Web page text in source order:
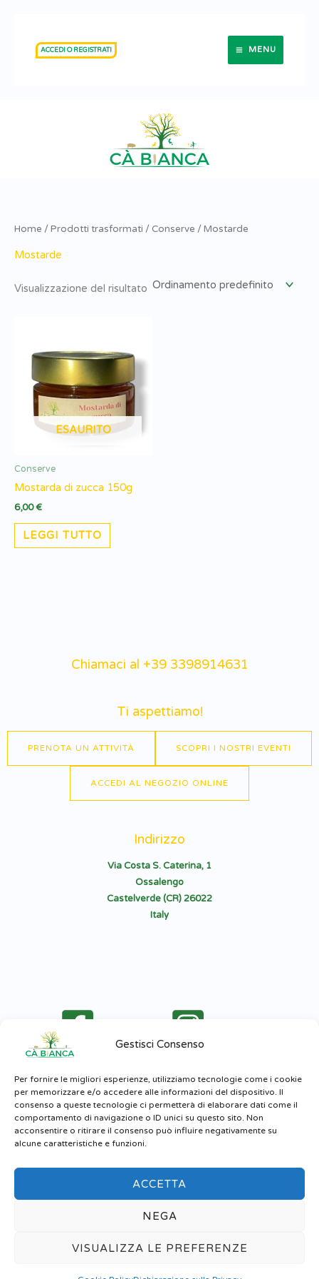
Gestisci Consenso
Per fornire le migliori esperienze, utilizziamo tecnologie come i cookie
per memorizzare e/o accedere alle informazioni del dispositivo. Il
consenso a queste tecnologie ci permetterà di elaborare dati come il
comportamento di navigazione o ID unici su questo sito. Non
acconsentire o ritirare il consenso può influire negativamente su
alcune caratteristiche e funzioni.
ACCETTA
NEGA
VISUALIZZA LE PREFERENZE
effettuiamo spedizioni, effettua comodamente la tua
contenutoACCEDI O REGISTRATI MENU
Home /Prodotti trasformati /Conserve / Mostarde
Mostarde
Visualizzazione del risultato
ESAURITO
Conserve
Mostarda di zucca 150g
6,00€
LEGGI TUTTO
Chiamaci al +39 3398914631
Ti aspettiamo!
PRENOTA UN ATTIVITÀ SCOPRI I NOSTRI EVENTI
ACCEDI AL NEGOZIO ONLINE
Indirizzo
Via Costa S. Caterina, 1
Ossalengo
Castelverde (CR) 26022
Italy
Home Le Attività e i Servizi
Negozio Online
Contatti